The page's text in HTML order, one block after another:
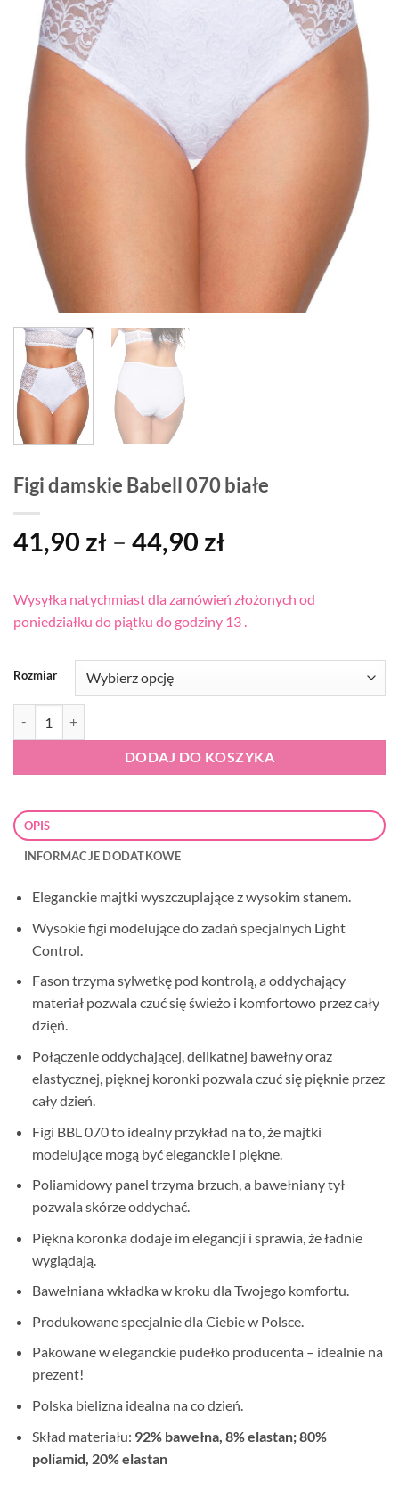
Figi damskie Babell 070 białe
41,90 zł – 44,90 zł
od
41,90 zł
44,90 zł
Wysyłka natychmiast dla zamówień złożonych od
poniedziałku do piątku do godziny 13 .
Rozmiar
DODAJ DO KOSZYKA
OPIS
INFORMACJE DODATKOWE
Eleganckie majtki wyszczuplające z wysokim stanem.
Wysokie figi modelujące do zadań specjalnych Light
Control.
Fason trzyma sylwetkę pod kontrolą, a oddychający
materiał pozwala czuć się świeżo i komfortowo przez cały
dzięń.
Połączenie oddychającej, delikatnej bawełny oraz
elastycznej, pięknej koronki pozwala czuć się pięknie przez
cały dzień.
Figi BBL 070 to idealny przykład na to, że majtki
modelujące mogą być eleganckie i piękne.
Poliamidowy panel trzyma brzuch, a bawełniany tył
pozwala skórze oddychać.
Piękna koronka dodaje im elegancji i sprawia, że ładnie
wyglądają.
Bawełniana wkładka w kroku dla Twojego komfortu.
Produkowane specjalnie dla Ciebie w Polsce.
Pakowane w eleganckie pudełko producenta – idealnie na
prezent!
Polska bielizna idealna na co dzień.
Skład materiału: 92% bawełna, 8% elastan; 80%
poliamid, 20% elastan